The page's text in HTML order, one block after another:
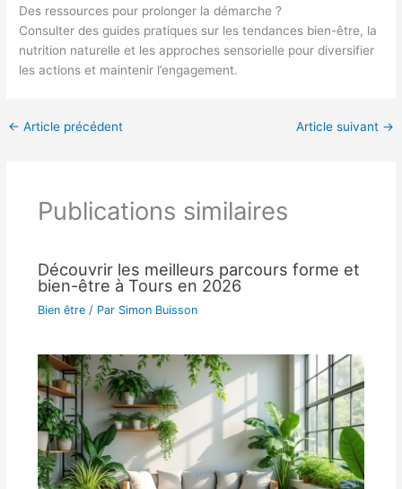
Des ressources pour prolonger la démarche ?
Consulter des guides pratiques sur les tendances bien-être, la
nutrition naturelle et les approches sensorielle pour diversifier
les actions et maintenir l’engagement.
← Article précédent Article suivant →
Publications similaires
Découvrir les meilleurs parcours forme et
bien-être à Tours en 2026
Bien être/ Par Simon Buisson